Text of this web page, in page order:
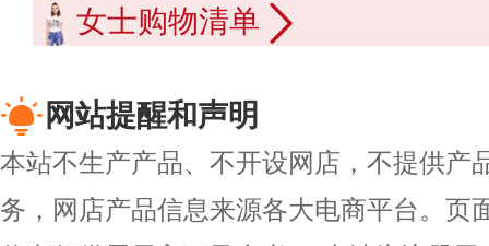
女士购物清单
网站提醒和声明
本站不生产产品、不开设网店，不提供产
务，网店产品信息来源各大电商平台。页